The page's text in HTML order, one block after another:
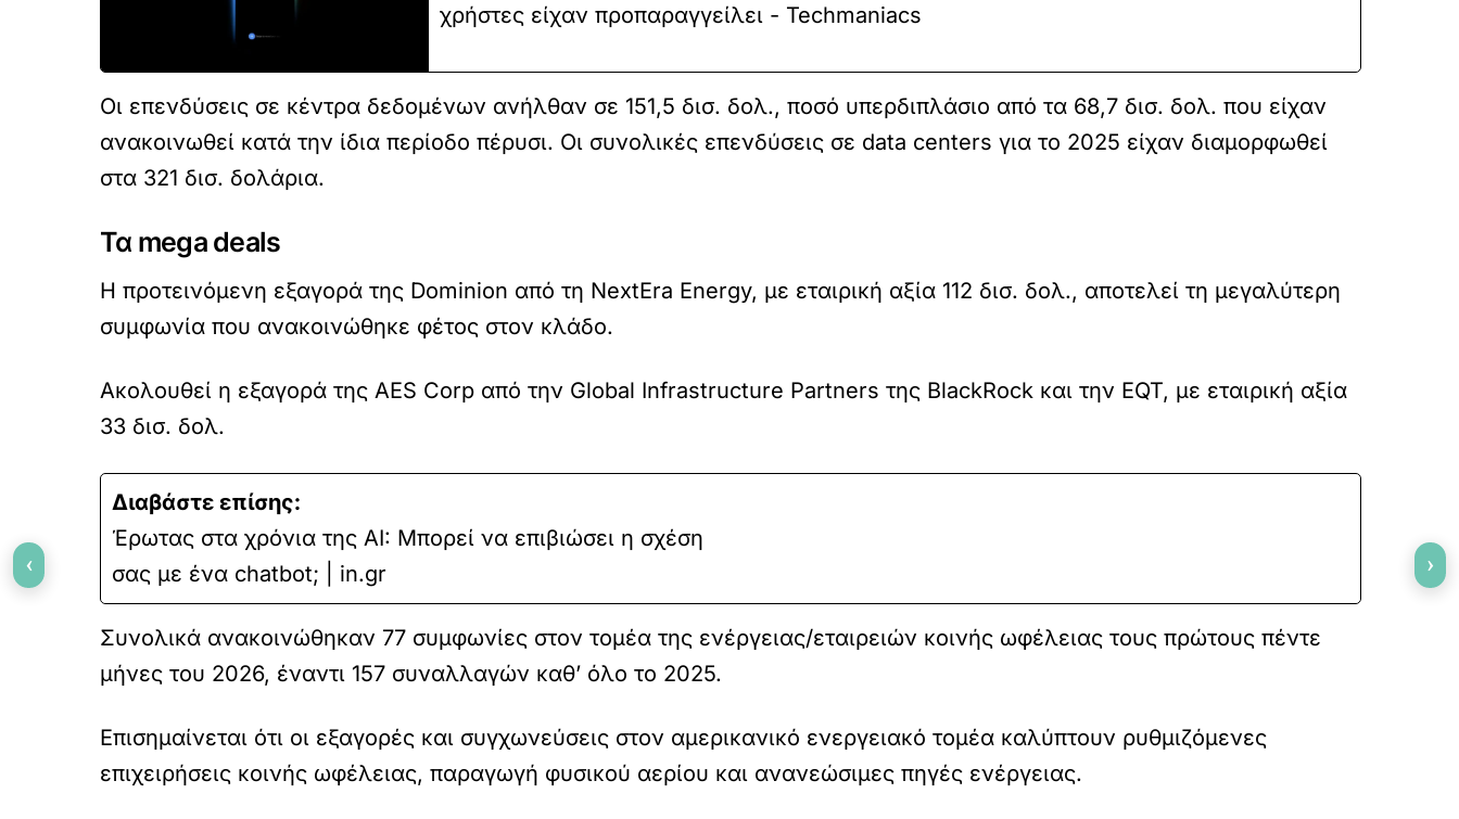
χρήστες είχαν προπαραγγείλει - Techmaniacs
Οι επενδύσεις σε κέντρα δεδομένων ανήλθαν σε 151,5 δισ. δολ., ποσό υπερδιπλάσιο από τα 68,7 δισ. δολ. που είχαν
ανακοινωθεί κατά την ίδια περίοδο πέρυσι. Οι συνολικές επενδύσεις σε data centers για το 2025 είχαν διαμορφωθεί
στα 321 δισ. δολάρια.
Τα mega deals
Η προτεινόμενη εξαγορά της Dominion από τη NextEra Energy, με εταιρική αξία 112 δισ. δολ., αποτελεί τη μεγαλύτερη
συμφωνία που ανακοινώθηκε φέτος στον κλάδο.
Ακολουθεί η εξαγορά της AES Corp από την Global Infrastructure Partners της BlackRock και την EQT, με εταιρική αξία
33 δισ. δολ.
Διαβάστε επίσης:
Έρωτας στα χρόνια της AI: Μπορεί να επιβιώσει η σχέση
σας με ένα chatbot; | in.gr
Συνολικά ανακοινώθηκαν 77 συμφωνίες στον τομέα της ενέργειας/εταιρειών κοινής ωφέλειας τους πρώτους πέντε
μήνες του 2026, έναντι 157 συναλλαγών καθ’ όλο το 2025.
Επισημαίνεται ότι οι εξαγορές και συγχωνεύσεις στον αμερικανικό ενεργειακό τομέα καλύπτουν ρυθμιζόμενες
επιχειρήσεις κοινής ωφέλειας, παραγωγή φυσικού αερίου και ανανεώσιμες πηγές ενέργειας.
‹ ›